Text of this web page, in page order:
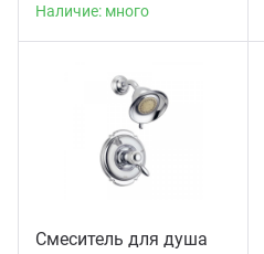
Наличие: много
Смеситель для душа